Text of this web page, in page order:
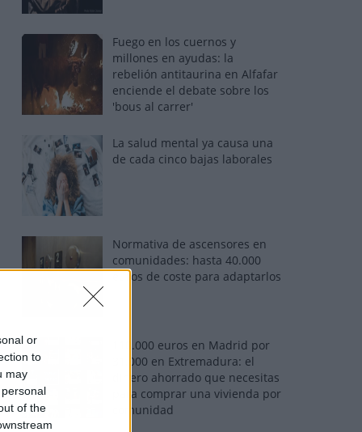
or
to
may
of the
Fuego en los cuernos y
millones en ayudas: la
rebelión antitaurina en Alfafar
enciende el debate sobre los
'bous al carrer'
La salud mental ya causa una
de cada cinco bajas laborales
Normativa de ascensores en
comunidades: hasta 40.000
euros de coste para adaptarlos
110.000 euros en Madrid por
31.000 en Extremadura: el
dinero ahorrado que necesitas
para comprar una vivienda por
comunidad